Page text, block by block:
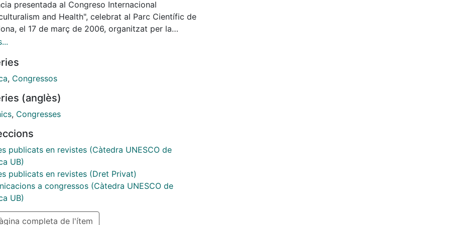
in the western world seem to promote
directives as a way to enhance patient¿s
in the
directives as another milestone in this era of
we will see that there are a few elements
undermine their efficacy, shattering this nicely
I will focus on two elements. First, formal
and secondly, certain limits or what I like to
clauses".
presentada al Congreso Internacional
and Health", celebrat al Parc Científic de
el 17 de març de 2006, organitzat per la
Association of Global Bioethics i l'Observatori
, Congressos
(anglès)
, Congresses
publicats en revistes (Càtedra UNESCO de
UB)
publicats en revistes (Dret Privat)
a congressos (Càtedra UNESCO de
UB)
completa de l'ítem